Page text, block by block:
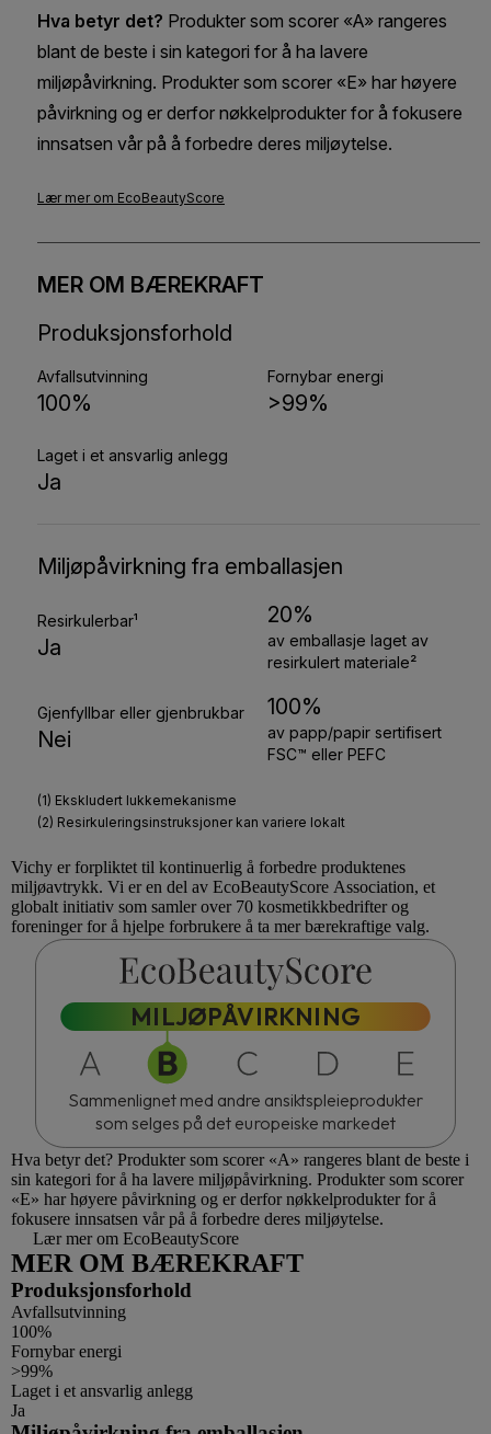
Vichy er forpliktet til kontinuerlig å forbedre produktenes
miljøavtrykk. Vi er en del av EcoBeautyScore Association, et
globalt initiativ som samler over 70 kosmetikkbedrifter og
foreninger for å hjelpe forbrukere å ta mer bærekraftige valg.
MILJØPÅVIRKNING
Sammenlignet med andre ansiktspleieprodukter
som selges på det europeiske markedet
Hva betyr det? Produkter som scorer «A» rangeres blant de beste i
sin kategori for å ha lavere miljøpåvirkning. Produkter som scorer
«E» har høyere påvirkning og er derfor nøkkelprodukter for å
fokusere innsatsen vår på å forbedre deres miljøytelse.
Lær mer om EcoBeautyScore
MER OM BÆREKRAFT
Produksjonsforhold
Avfallsutvinning
100%
Fornybar energi
>99%
Laget i et ansvarlig anlegg
Ja